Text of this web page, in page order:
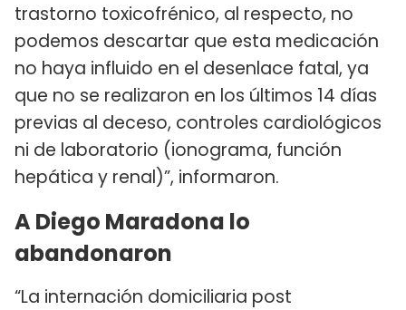
trastorno toxicofrénico, al respecto, no
podemos descartar que esta medicación
no haya influido en el desenlace fatal, ya
que no se realizaron en los últimos 14 días
previas al deceso, controles cardiológicos
ni de laboratorio (ionograma, función
hepática y renal)”, informaron.
A Diego Maradona lo
abandonaron
“La internación domiciliaria post